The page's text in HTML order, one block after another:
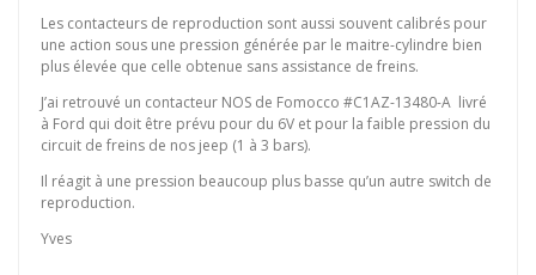
Les contacteurs de reproduction sont aussi souvent calibrés pour
une action sous une pression générée par le maitre-cylindre bien
plus élevée que celle obtenue sans assistance de freins.
J’ai retrouvé un contacteur NOS de Fomocco #C1AZ-13480-A livré
à Ford qui doit être prévu pour du 6V et pour la faible pression du
circuit de freins de nos jeep (1 à 3 bars).
Il réagit à une pression beaucoup plus basse qu’un autre switch de
reproduction.
Yves